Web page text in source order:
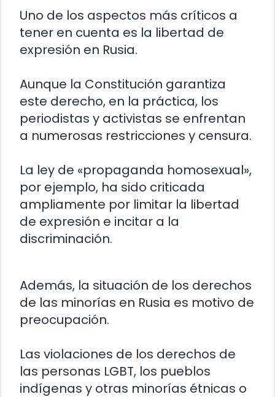
Uno de los aspectos más críticos a
tener en cuenta es la libertad de
expresión en Rusia.
Aunque la Constitución garantiza
este derecho, en la práctica, los
periodistas y activistas se enfrentan
a numerosas restricciones y censura.
La ley de «propaganda homosexual»,
por ejemplo, ha sido criticada
ampliamente por limitar la libertad
de expresión e incitar a la
discriminación.
Además, la situación de los derechos
de las minorías en Rusia es motivo de
preocupación.
Las violaciones de los derechos de
las personas LGBT, los pueblos
indígenas y otras minorías étnicas o